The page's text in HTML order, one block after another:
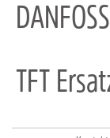
DANFOSS
TFT